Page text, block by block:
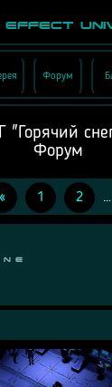
Effect
Форум
"Горячий
Форум
« 1 2 …